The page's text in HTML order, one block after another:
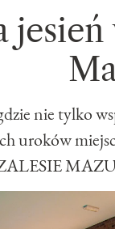
jesień
nie tylko
uroków